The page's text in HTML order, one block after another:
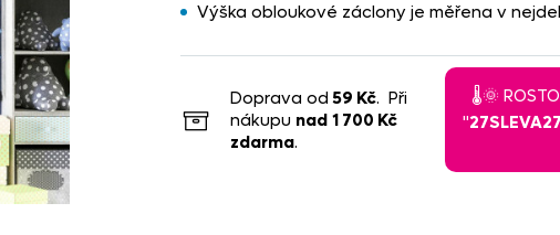
Výška obloukové záclony je měřena v
Doprava od 59 Kč. Při
nákupu nad 1 700 Kč
zdarma.
🌡️🌞
"27SLEVA27